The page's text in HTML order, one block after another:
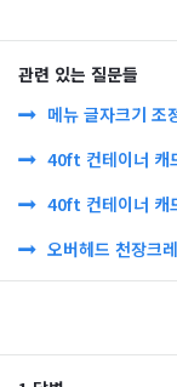
관련 있는 질문들
메뉴 글자크기 조
40ft 컨테이너 캐
40ft 컨테이너 캐
오버헤드 천장크